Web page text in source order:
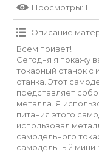
Просмотры: 1
Описание
Всем привет!
Сегодня я покажу
токарный станок с
станка. Этот
представляет
металла. Я
питания этого
использовал
самодельного
самодельный